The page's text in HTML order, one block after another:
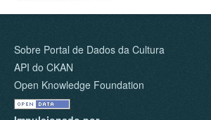
Sobre Portal de Dados da Cultura
API do CKAN
Open Knowledge Foundation